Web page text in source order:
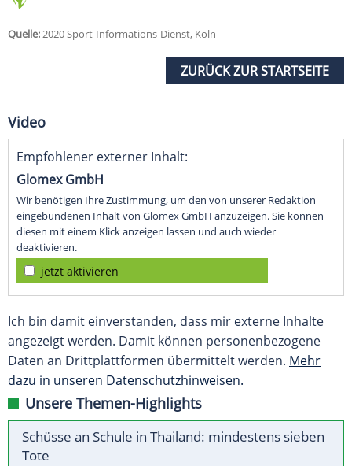
Quelle:2020 Sport-Informations-Dienst, Köln
ZURÜCK ZUR STARTSEITE
Video
Empfohlener externer Inhalt:
Glomex GmbH
Wir benötigen Ihre Zustimmung, um den von unserer Redaktion
eingebundenen Inhalt von Glomex GmbH anzuzeigen. Sie können
diesen mit einem Klick anzeigen lassen und auch wieder
deaktivieren.
jetzt aktivieren
Ich bin damit einverstanden, dass mir externe Inhalte
angezeigt werden. Damit können personenbezogene
Daten an Drittplattformen übermittelt werden. Mehr
dazu in unseren Datenschutzhinweisen.
Unsere Themen-Highlights
Schüsse an Schule in Thailand: mindestens sieben
Tote